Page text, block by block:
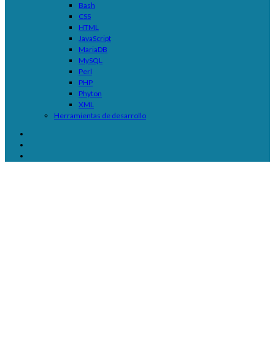
Bash
CSS
HTML
JavaScript
MariaDB
MySQL
Perl
PHP
Phyton
XML
Herramientas de desarrollo